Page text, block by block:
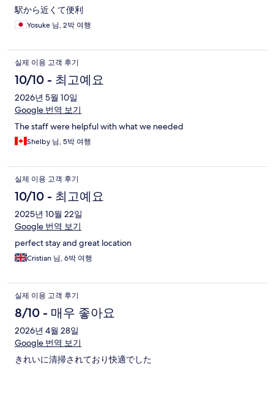
駅から近くて便利
Yosuke 님, 2박 여행
실제 이용 고객 후기
10/10 - 최고예요
2026년 5월 10일
Google 번역 보기
The staff were helpful with what we needed
Shelby 님, 5박 여행
실제 이용 고객 후기
10/10 - 최고예요
2025년 10월 22일
Google 번역 보기
perfect stay and great location
Cristian 님, 6박 여행
실제 이용 고객 후기
8/10 - 매우 좋아요
2026년 4월 28일
Google 번역 보기
きれいに清掃されており快適でした